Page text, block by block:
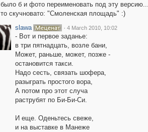
было б и фото переименовать под эту
то скучновато: "Смоленская площадь" :)
slawa
· 4 March 2010, 10:02
- Вот и первое заданье:
в три пятнадцать, возле бани,
Может, раньше, может, позже -
остановится такси.
Надо сесть, связать шофера,
разыграть простого вора,
А потом про этот случа
раструбят по Би-Би-Си.
И еще. Оденьтесь свеже,
и на выставке в Манеже